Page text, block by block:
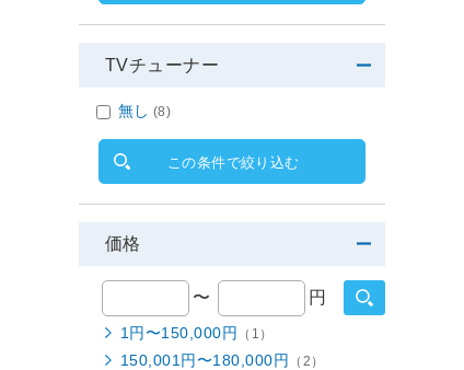
TVチューナー
無し (8)
この条件で絞り込む
価格
〜 円
1円〜150,000円 （1）
150,001円〜180,000円 （2）